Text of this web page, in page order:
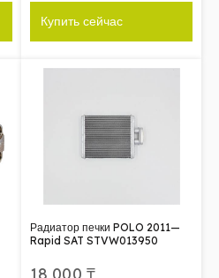
Купить сейчас
Радиатор печки POLO 2011—
Rapid SAT STVW013950
18 000 ₸